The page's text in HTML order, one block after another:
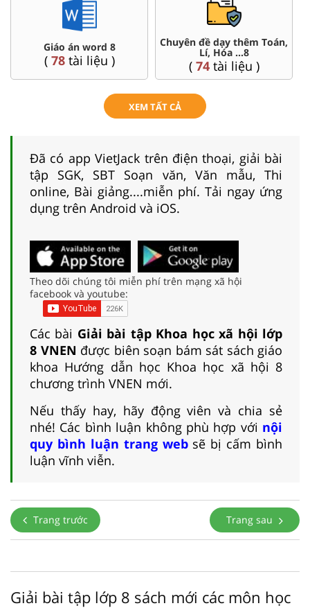
Đề thi HSG 8
(5tài liệu )
Trắc nghiệm đúng sai 8
( 12tài liệu )
XEM TẤT CẢ
Đã có app VietJack trên điện thoại, giải bài
tập SGK, SBT Soạn văn, Văn mẫu, Thi
online, Bài giảng....miễn phí. Tải ngay ứng
dụng trên Android và iOS.
Theo dõi chúng tôi miễn phí trên mạng xã hội
facebook và youtube:
Các bài Giải bài tập Khoa học xã hội lớp
8 VNEN được biên soạn bám sát sách giáo
khoa Hướng dẫn học Khoa học xã hội 8
chương trình VNEN mới.
Nếu thấy hay, hãy động viên và chia sẻ
nhé! Các bình luận không phù hợp với nội
quy bình luận trang websẽ bị cấm bình
luận vĩnh viễn.
Trang trước Trang sau
Giải bài tập lớp 8 sách mới các môn học